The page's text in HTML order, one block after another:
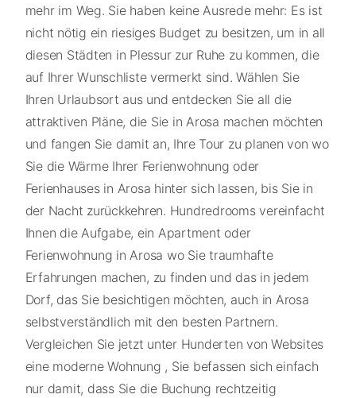
mehr im Weg. Sie haben keine Ausrede mehr: Es ist
nicht nötig ein riesiges Budget zu besitzen, um in all
diesen Städten in Plessur zur Ruhe zu kommen, die
auf Ihrer Wunschliste vermerkt sind. Wählen Sie
Ihren Urlaubsort aus und entdecken Sie all die
attraktiven Pläne, die Sie in Arosa machen möchten
und fangen Sie damit an, Ihre Tour zu planen von wo
Sie die Wärme Ihrer Ferienwohnung oder
Ferienhauses in Arosa hinter sich lassen, bis Sie in
der Nacht zurückkehren. Hundredrooms vereinfacht
Ihnen die Aufgabe, ein Apartment oder
Ferienwohnung in Arosa wo Sie traumhafte
Erfahrungen machen, zu finden und das in jedem
Dorf, das Sie besichtigen möchten, auch in Arosa
selbstverständlich mit den besten Partnern.
Vergleichen Sie jetzt unter Hunderten von Websites
eine moderne Wohnung , Sie befassen sich einfach
nur damit, dass Sie die Buchung rechtzeitig